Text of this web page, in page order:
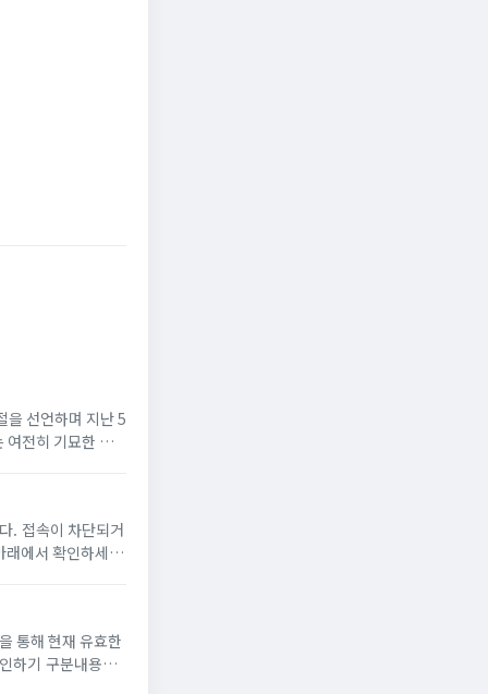
을 선언하며 지난 5
여전히 기묘한 현
거